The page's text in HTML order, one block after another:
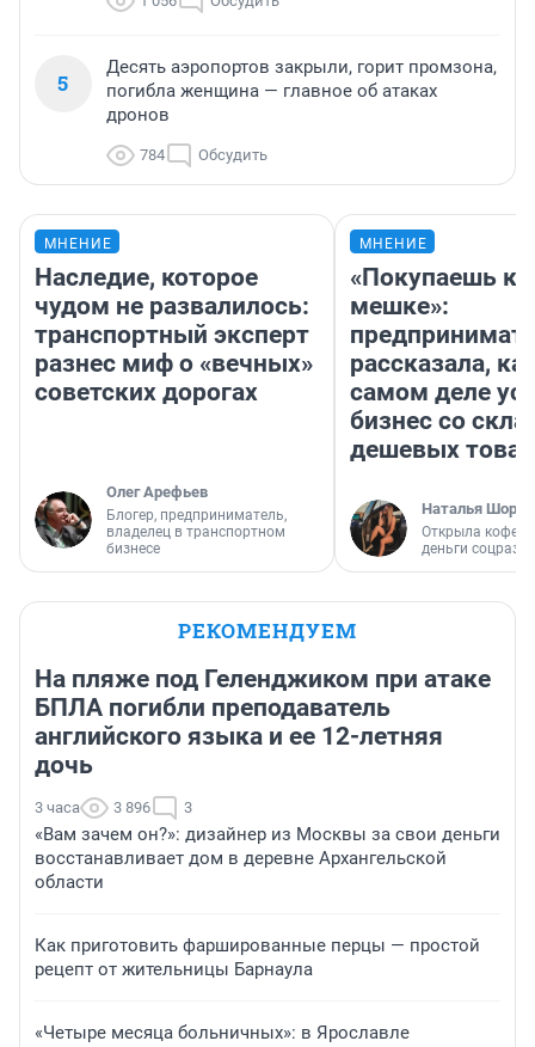
5
Десять аэропортов закрыли, горит промзона,
погибла женщина — главное об атаках
дронов
784 Обсудить
МНЕНИЕ
Наследие, которое
чудом не развалилось:
транспортный эксперт
разнес миф о «вечных»
советских дорогах
Олег Арефьев
Блогер, предприниматель,
владелец в транспортном
бизнесе
МНЕНИЕ
«Покупаешь
мешке»:
рассказала,
самом деле
бизнес со
дешевых
Наталья
Открыла
деньги
РЕКОМЕНДУЕМ
На пляже под Геленджиком при атаке
БПЛА погибли преподаватель
английского языка и ее 12-летняя
дочь
3 часа 3 896 3
«Вам зачем он?»: дизайнер из Москвы за свои деньги
восстанавливает дом в деревне Архангельской
области
Как приготовить фаршированные перцы — простой
рецепт от жительницы Барнаула
«Четыре месяца больничных»: в Ярославле